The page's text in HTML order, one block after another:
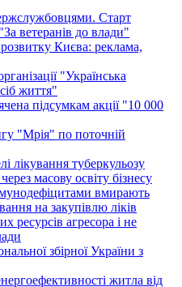
Старт
ветеранів до влади"
Києва: реклама,
"Українська
життя"
підсумкам акції "10 000
"Мрія" по поточній
лікування туберкульозу
масову освіту бізнесу
вмирають
на закупівлю ліків
ресурсів агресора і не
збірної України з
житла від